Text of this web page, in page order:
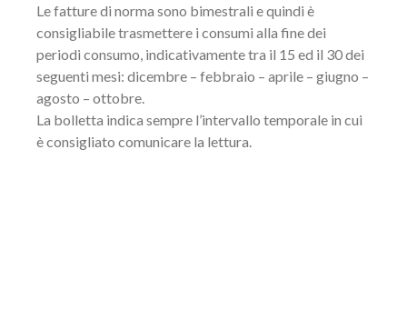
Le fatture di norma sono bimestrali e quindi è
consigliabile trasmettere i consumi alla fine dei
periodi consumo, indicativamente tra il 15 ed il 30 dei
seguenti mesi: dicembre – febbraio – aprile – giugno –
agosto – ottobre.
La bolletta indica sempre l’intervallo temporale in cui
è consigliato comunicare la lettura.